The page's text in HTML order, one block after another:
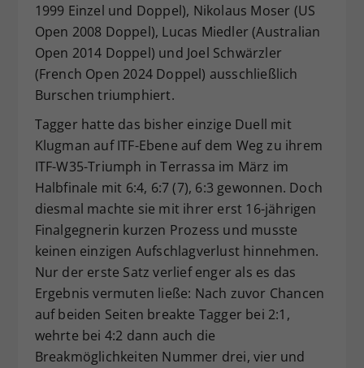
1999 Einzel und Doppel), Nikolaus Moser (US
Open 2008 Doppel), Lucas Miedler (Australian
Open 2014 Doppel) und Joel Schwärzler
(French Open 2024 Doppel) ausschließlich
Burschen triumphiert.
Tagger hatte das bisher einzige Duell mit
Klugman auf ITF-Ebene auf dem Weg zu ihrem
ITF-W35-Triumph in Terrassa im März im
Halbfinale mit 6:4, 6:7 (7), 6:3 gewonnen. Doch
diesmal machte sie mit ihrer erst 16-jährigen
Finalgegnerin kurzen Prozess und musste
keinen einzigen Aufschlagverlust hinnehmen.
Nur der erste Satz verlief enger als es das
Ergebnis vermuten ließe: Nach zuvor Chancen
auf beiden Seiten breakte Tagger bei 2:1,
wehrte bei 4:2 dann auch die
Breakmöglichkeiten Nummer drei, vier und